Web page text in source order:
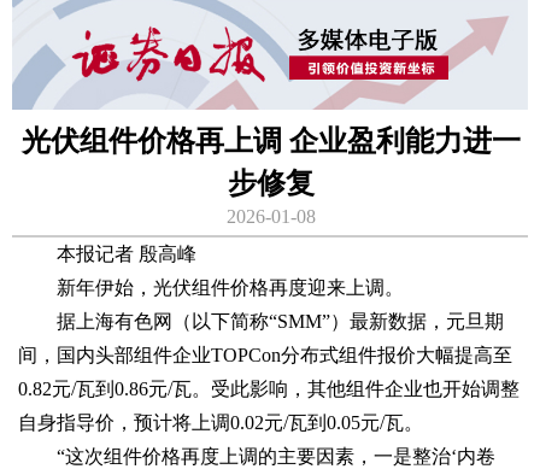
光伏组件价格再上调 企业盈利能力进一
步修复
2026-01-08
本报记者 殷高峰
新年伊始，光伏组件价格再度迎来上调。
据上海有色网（以下简称“SMM”）最新数据，元旦期
间，国内头部组件企业TOPCon分布式组件报价大幅提高至
0.82元/瓦到0.86元/瓦。受此影响，其他组件企业也开始调整
自身指导价，预计将上调0.02元/瓦到0.05元/瓦。
“这次组件价格再度上调的主要因素，一是整治‘内卷